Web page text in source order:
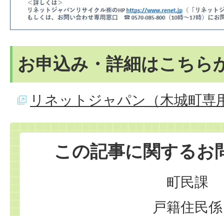
お申込み・詳細はこちら
リネットジャパン（木城町専
この記事に関するお
町民課
戸籍住民係